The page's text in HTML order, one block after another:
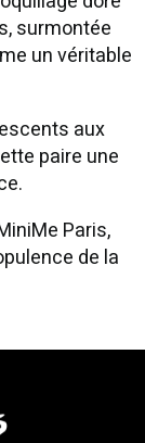
surmontée
un véritable
aux
paire une
Paris,
de la